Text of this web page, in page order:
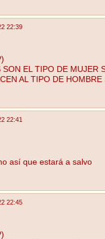
22:39
EL TIPO DE MUJER
AL TIPO DE HOMBRE
22:41
así que estará a salvo
22:45